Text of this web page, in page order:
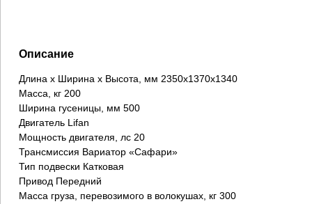
Описание
Длина х Ширина х Высота, мм 2350х1370х1340
Масса, кг 200
Ширина гусеницы, мм 500
Двигатель Lifan
Мощность двигателя, лс 20
Трансмиссия Вариатор «Сафари»
Тип подвески Катковая
Привод Передний
Масса груза, перевозимого в волокушах, кг 300